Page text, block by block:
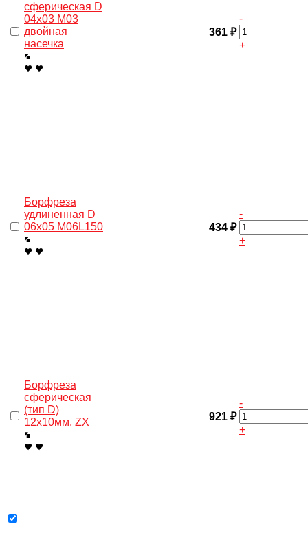
сферическая D
04х03 M03
двойная
насечка
361 ₽
-
+
Борфреза
удлиненная D
06х05 M06L150
434 ₽
-
+
Борфреза
сферическая
(тип D)
12х10мм, ZX
921 ₽
-
+